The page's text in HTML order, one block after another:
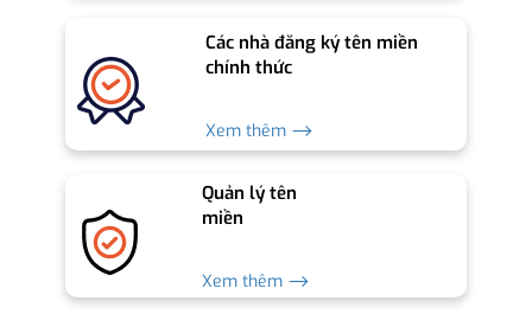
Các nhà đăng ký tên miền
chính thức
Xem thêm ⟶
Quản lý tên
miền
Xem thêm ⟶